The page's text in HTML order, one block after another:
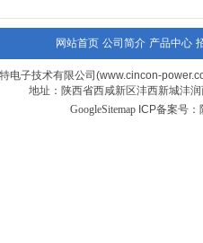
网站首页 公司简介 产品中心
电子技术有限公司(www.cincon-
地址：陕西省西咸新区沣西新城沣
GoogleSitemap ICP备案号：